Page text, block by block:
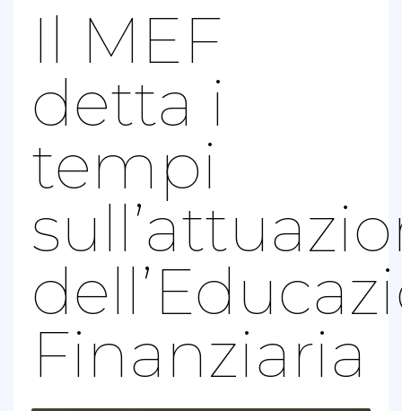
Il MEF
detta i
tempi
Finanziaria